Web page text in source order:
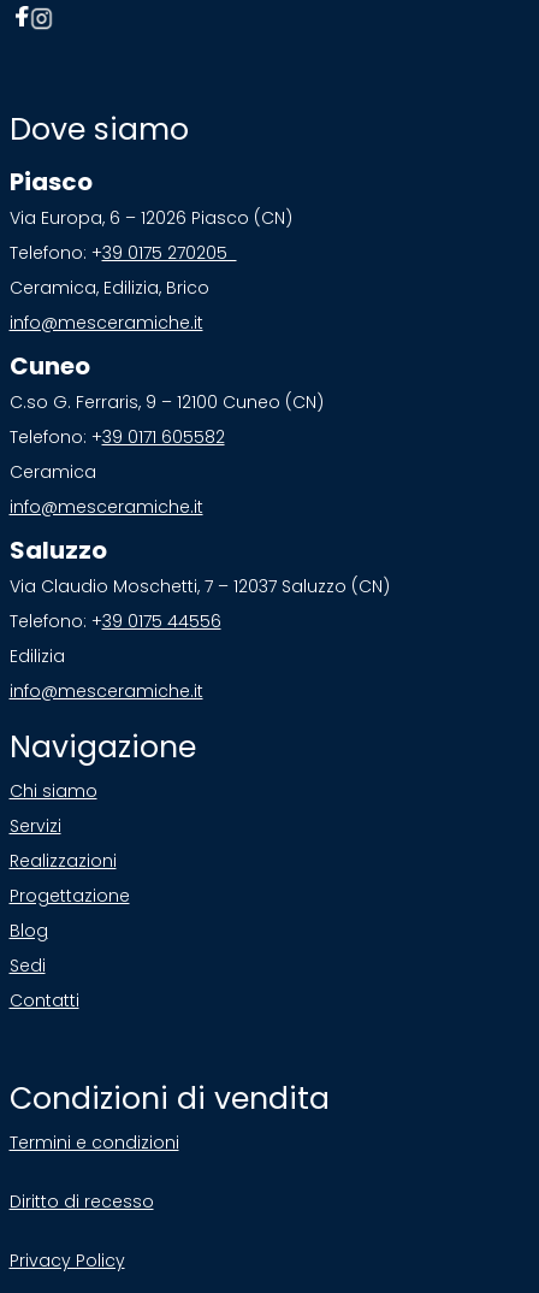
Dove siamo
Piasco
Via Europa, 6 – 12026 Piasco (CN)
Telefono: +39 0175 270205
Ceramica, Edilizia, Brico
info@mesceramiche.it
Cuneo
C.so G. Ferraris, 9 – 12100 Cuneo (CN)
Telefono: +39 0171 605582
Ceramica
info@mesceramiche.it
Saluzzo
Via Claudio Moschetti, 7 – 12037 Saluzzo (CN)
Telefono: +39 0175 44556
Edilizia
info@mesceramiche.it
Navigazione
Chi siamo
Servizi
Realizzazioni
Progettazione
Blog
Sedi
Contatti
Condizioni di vendita
Termini e condizioni
Diritto di recesso
Privacy Policy